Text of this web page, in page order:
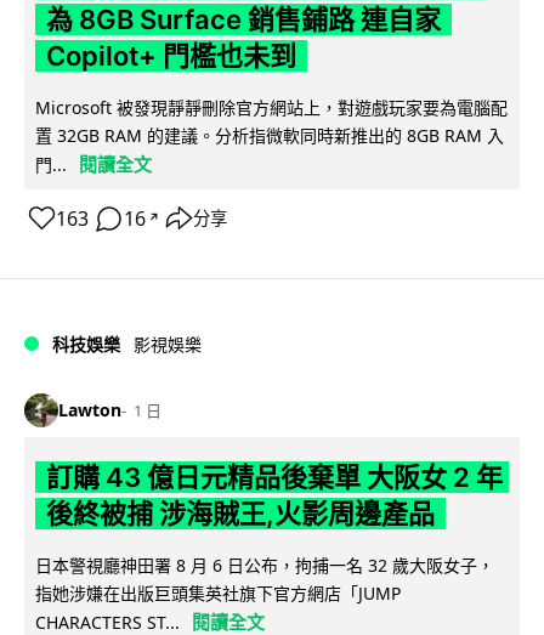
為 8GB Surface 銷售鋪路 連自家
Copilot+ 門檻也未到
Microsoft 被發現靜靜刪除官方網站上，對遊戲玩家要為電腦配
置 32GB RAM 的建議。分析指微軟同時新推出的 8GB RAM 入
門...
閱讀全文
163 16 ↗ 分享
科技娛樂 影視娛樂
Lawton 1 日
訂購 43 億日元精品後棄單 大阪女 2 年
後終被捕 涉海賊王,火影周邊產品
日本警視廳神田署 8 月 6 日公布，拘捕一名 32 歲大阪女子，
指她涉嫌在出版巨頭集英社旗下官方網店「JUMP
CHARACTERS ST...
閱讀全文